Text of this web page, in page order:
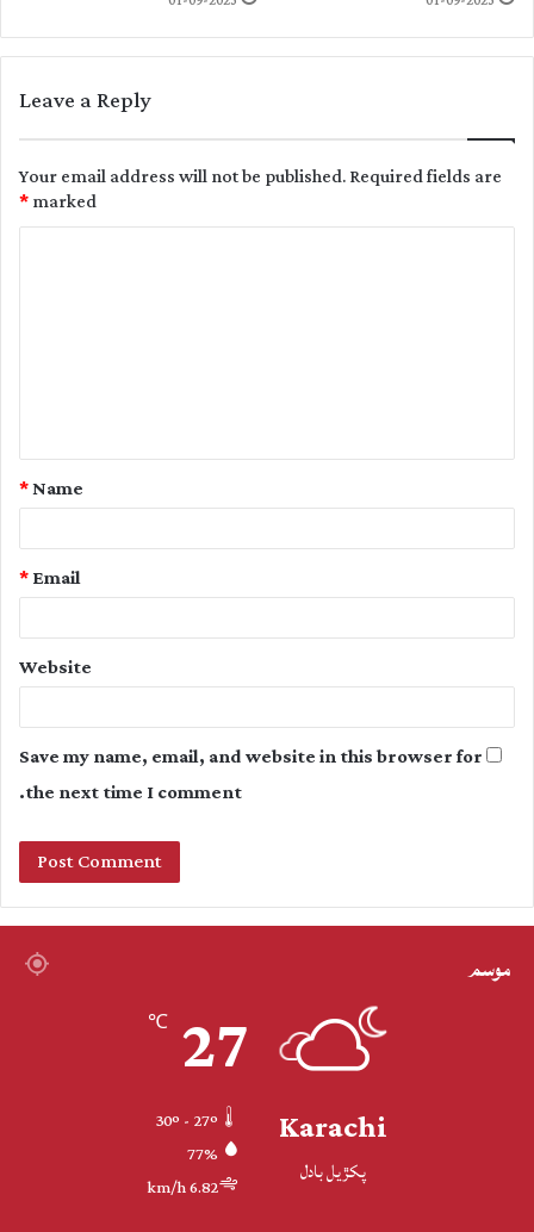
Leave a Reply
Your email address will not be published.Required fields are
marked
*
t
Name
*
Email
*
Website
Save my name, email, and website in this browser for
the next time I comment.
موسم
Karachi
پکڙيل بادل
27
℃
77%
6.82 km/h